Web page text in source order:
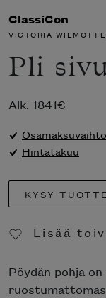
ClassiCon
VICTORIA WILMOTTE
Pli
Alk. 1841€
Hintatakuu
KYSY
Lisää
Pöydän pohja